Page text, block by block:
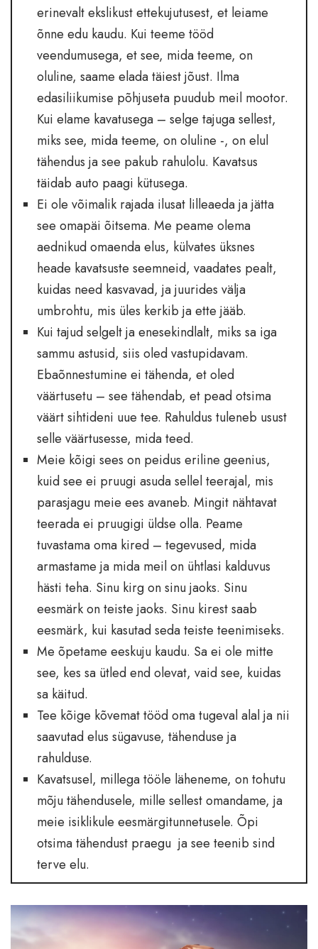
erinevalt ekslikust ettekujutusest, et leiame
õnne edu kaudu. Kui teeme tööd
veendumusega, et see, mida teeme, on
oluline, saame elada täiest jõust. Ilma
edasiliikumise põhjuseta puudub meil mootor.
Kui elame kavatusega – selge tajuga sellest,
miks see, mida teeme, on oluline -, on elul
tähendus ja see pakub rahulolu. Kavatsus
täidab auto paagi kütusega.
Ei ole võimalik rajada ilusat lilleaeda ja jätta
see omapäi õitsema. Me peame olema
aednikud omaenda elus, külvates üksnes
heade kavatsuste seemneid, vaadates pealt,
kuidas need kasvavad, ja juurides välja
umbrohtu, mis üles kerkib ja ette jääb.
Kui tajud selgelt ja enesekindlalt, miks sa iga
sammu astusid, siis oled vastupidavam.
Ebaõnnestumine ei tähenda, et oled
väärtusetu – see tähendab, et pead otsima
väärt sihtideni uue tee. Rahuldus tuleneb usust
selle väärtusesse, mida teed.
Meie kõigi sees on peidus eriline geenius,
kuid see ei pruugi asuda sellel teerajal, mis
parasjagu meie ees avaneb. Mingit nähtavat
teerada ei pruugigi üldse olla. Peame
tuvastama oma kired – tegevused, mida
armastame ja mida meil on ühtlasi kalduvus
hästi teha. Sinu kirg on sinu jaoks. Sinu
eesmärk on teiste jaoks. Sinu kirest saab
eesmärk, kui kasutad seda teiste teenimiseks.
Me õpetame eeskuju kaudu. Sa ei ole mitte
see, kes sa ütled end olevat, vaid see, kuidas
sa käitud.
Tee kõige kõvemat tööd oma tugeval alal ja nii
saavutad elus sügavuse, tähenduse ja
rahulduse.
Kavatsusel, millega tööle läheneme, on tohutu
mõju tähendusele, mille sellest omandame, ja
meie isiklikule eesmärgitunnetusele. Õpi
otsima tähendust praegu ja see teenib sind
terve elu.